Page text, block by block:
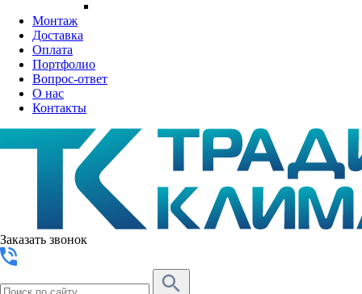
Монтаж
Доставка
Оплата
Портфолио
Вопрос-ответ
О нас
Контакты
Заказать звонок